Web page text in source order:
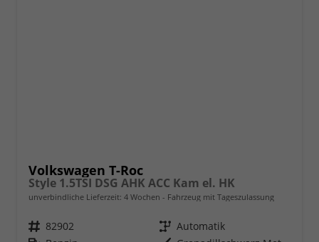
Volkswagen T-Roc
Style 1.5TSI DSG AHK ACC Kam el. HK
unverbindliche Lieferzeit: 4 Wochen Fahrzeug mit Tageszulassung
Fahrzeugnr. 82902 Getriebe Automatik